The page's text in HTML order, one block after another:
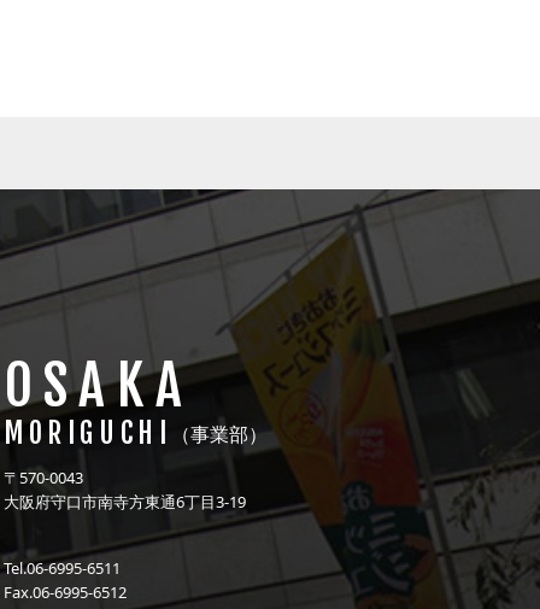
OSAKA
MORIGUCHI （事業部）
〒570-0043
大阪府守口市南寺方東通6丁目3-19
Tel.06-6995-6511
Fax.06-6995-6512